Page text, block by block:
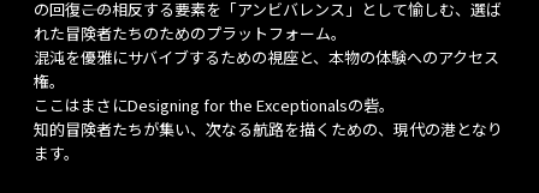
の回復――この相反する要素を「アンビバレンス」として愉しむ、選ば
れた冒険者たちのためのプラットフォーム。
混沌を優雅にサバイブするための視座と、本物の体験へのアクセス
権。
ここはまさにDesigning for the Exceptionalsの砦。
知的冒険者たちが集い、次なる航路を描くための、現代の港となり
ます。